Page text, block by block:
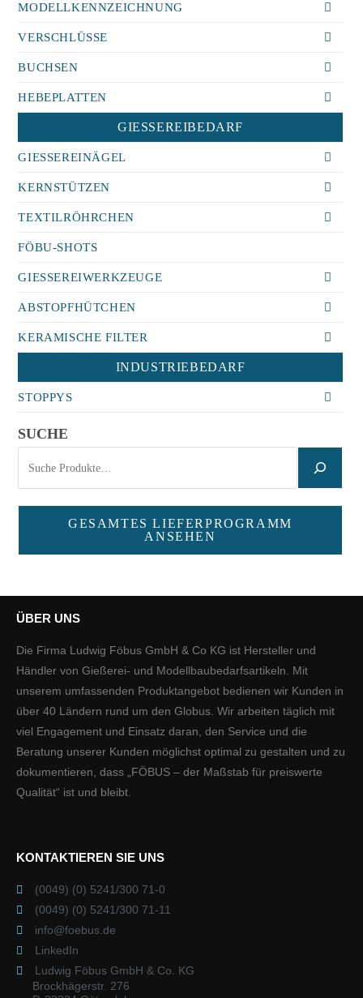
MODELLKENNZEICHNUNG
VERSCHLÜSSE
BUCHSEN
HEBEPLATTEN
GIESSEREIBEDARF
GIESSEREINÄGEL
KERNSTÜTZEN
TEXTILRÖHRCHEN
FÖBU-SHOTS
GIESSEREIWERKZEUGE
ABSTOPFHÜTCHEN
KERAMISCHE FILTER
INDUSTRIEBEDARF
STOPPYS
SUCHE
GESAMTES LIEFERPROGRAMM
ANSEHEN
ÜBER UNS
Die Firma Ludwig Föbus GmbH & Co KG ist Hersteller und
Händler von Gießerei- und Modellbaubedarfsartikeln. Mit
unserem umfassenden Produktangebot bedienen wir Kunden in
über 40 Ländern rund um den Globus. Wir arbeiten täglich mit
viel Engagement und Einsatz daran, den Service und die
Beratung unserer Kunden möglichst optimal zu gestalten und zu
dokumentieren, dass „FÖBUS – der Maßstab für preiswerte
Qualität“ ist und bleibt.
KONTAKTIEREN SIE UNS
(0049) (0) 5241/300 71-0
(0049) (0) 5241/300 71-11
info@foebus.de
LinkedIn
Ludwig Föbus GmbH & Co. KG
Brockhägerstr. 276